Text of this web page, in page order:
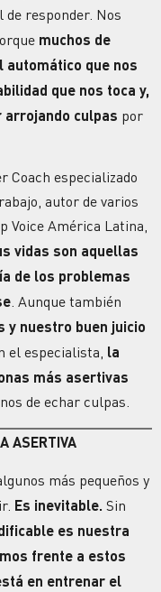
responder. Nos
muchos de
que nos
que nos toca y,
arrojando culpas por
Coach especializado
autor de varios
Voice América Latina,
vidas son aquellas
de los problemas
. Aunque también
y nuestro buen juicio
el especialista, la
más asertivas
de echar culpas.
ASERTIVA
más pequeños y
Es inevitable. Sin
es nuestra
frente a estos
en entrenar el